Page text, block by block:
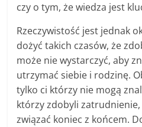
czy o tym, że wiedza jest
Rzeczywistość jest jednak
dożyć takich czasów, że
może nie wystarczyć, aby
utrzymać siebie i rodzinę.
tylko ci którzy nie mogą
którzy zdobyli
związać koniec z końcem.